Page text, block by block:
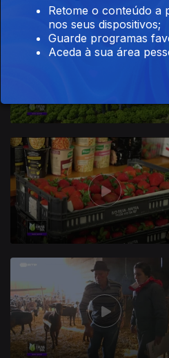
Retome o conteúdo a
nos seus dispositivos;
Guarde programas
Aceda à sua área